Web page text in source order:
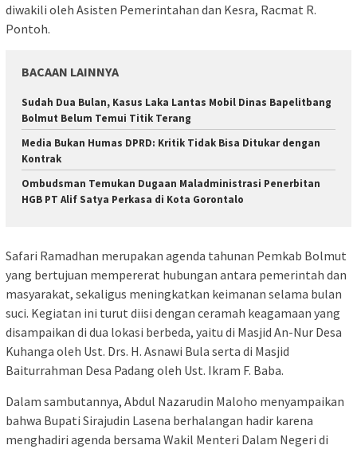
diwakili oleh Asisten Pemerintahan dan Kesra, Racmat R.
Pontoh.
BACAAN LAINNYA
Sudah Dua Bulan, Kasus Laka Lantas Mobil Dinas Bapelitbang
Bolmut Belum Temui Titik Terang
Media Bukan Humas DPRD: Kritik Tidak Bisa Ditukar dengan
Kontrak
Ombudsman Temukan Dugaan Maladministrasi Penerbitan
HGB PT Alif Satya Perkasa di Kota Gorontalo
Safari Ramadhan merupakan agenda tahunan Pemkab Bolmut
yang bertujuan mempererat hubungan antara pemerintah dan
masyarakat, sekaligus meningkatkan keimanan selama bulan
suci. Kegiatan ini turut diisi dengan ceramah keagamaan yang
disampaikan di dua lokasi berbeda, yaitu di Masjid An-Nur Desa
Kuhanga oleh Ust. Drs. H. Asnawi Bula serta di Masjid
Baiturrahman Desa Padang oleh Ust. Ikram F. Baba.
Dalam sambutannya, Abdul Nazarudin Maloho menyampaikan
bahwa Bupati Sirajudin Lasena berhalangan hadir karena
menghadiri agenda bersama Wakil Menteri Dalam Negeri di